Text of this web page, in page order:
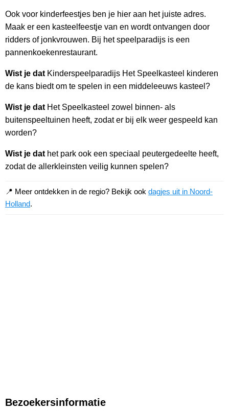
Ook voor kinderfeestjes ben je hier aan het juiste adres.
Maak er een kasteelfeestje van en wordt ontvangen door
ridders of jonkvrouwen. Bij het speelparadijs is een
pannenkoekenrestaurant.
Wist je dat Kinderspeelparadijs Het Speelkasteel kinderen
de kans biedt om te spelen in een middeleeuws kasteel?
Wist je dat Het Speelkasteel zowel binnen- als
buitenspeeltuinen heeft, zodat er bij elk weer gespeeld kan
worden?
Wist je dat het park ook een speciaal peutergedeelte heeft,
zodat de allerkleinsten veilig kunnen spelen?
📍 Meer ontdekken in de regio? Bekijk ook dagjes uit in Noord-
Holland.
Bezoekersinformatie